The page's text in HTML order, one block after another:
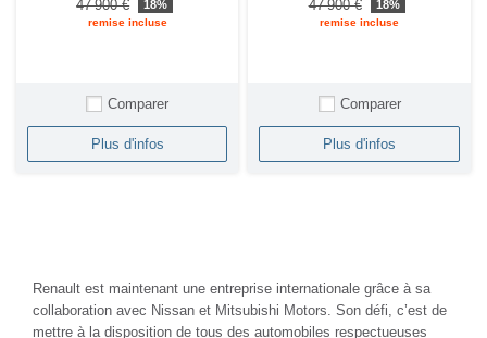
47 900 € 18%
remise incluse
Comparer
Plus d'infos
47 900 € 18%
remise incluse
Comparer
Plus d'infos
Renault est maintenant une entreprise internationale grâce à sa
collaboration avec Nissan et Mitsubishi Motors. Son défi, c’est de
mettre à la disposition de tous des automobiles respectueuses